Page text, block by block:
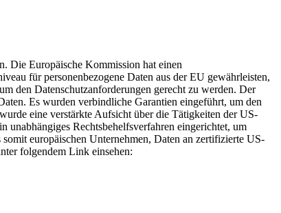
Die Europäische Kommission hat einen
für personenbezogene Daten aus der EU gewährleisten,
den Datenschutzanforderungen gerecht zu werden. Der
Es wurden verbindliche Garantien eingeführt, um den
eine verstärkte Aufsicht über die Tätigkeiten der US-
unabhängiges Rechtsbehelfsverfahren eingerichtet, um
europäischen Unternehmen, Daten an zertifizierte US-
folgendem Link einsehen: